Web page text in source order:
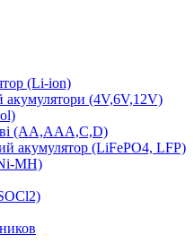
(Li-ion)
(4V,6V,12V)
(AA,AAA,C,D)
акумулятор (LiFePO4, LFP)
MH)